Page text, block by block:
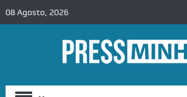
08 Agosto, 2026